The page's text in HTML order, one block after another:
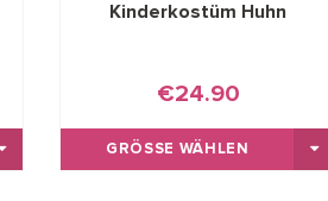
Kinderkostüm Huhn
€24.90
GRÖSSE WÄHLEN